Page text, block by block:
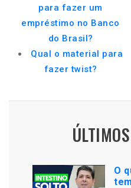
para fazer um
empréstimo no Banco
do Brasil?
Qual o material para
fazer twist?
O